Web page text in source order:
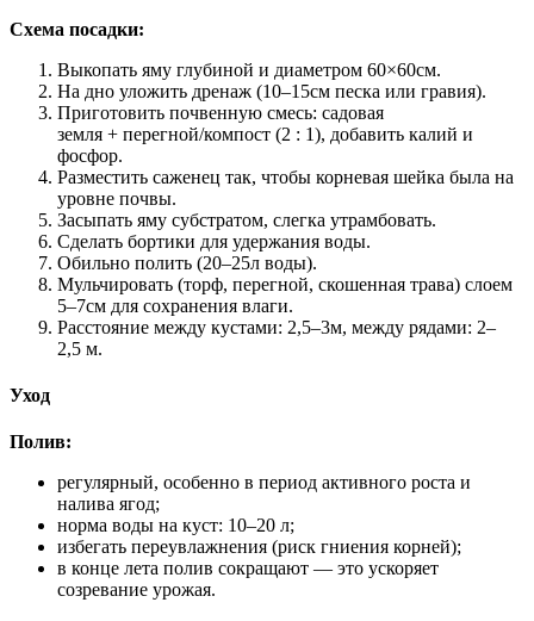
Схема посадки:
Выкопать яму глубиной и диаметром 60×60см.
На дно уложить дренаж (10–15см песка или гравия).
Приготовить почвенную смесь: садовая
земля + перегной/компост (2 : 1), добавить калий и
фосфор.
Разместить саженец так, чтобы корневая шейка была на
уровне почвы.
Засыпать яму субстратом, слегка утрамбовать.
Сделать бортики для удержания воды.
Обильно полить (20–25л воды).
Мульчировать (торф, перегной, скошенная трава) слоем
5–7см для сохранения влаги.
Расстояние между кустами: 2,5–3м, между рядами: 2–
2,5 м.
Уход
Полив:
регулярный, особенно в период активного роста и
налива ягод;
норма воды на куст: 10–20 л;
избегать переувлажнения (риск гниения корней);
в конце лета полив сокращают — это ускоряет
созревание урожая.